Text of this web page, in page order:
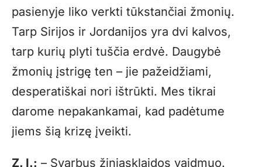
pasienyje liko verkti tūkstančiai žmonių.
Tarp Sirijos ir Jordanijos yra dvi kalvos,
tarp kurių plyti tuščia erdvė. Daugybė
žmonių įstrigę ten – jie pažeidžiami,
desperatiškai nori ištrūkti. Mes tikrai
darome nepakankamai, kad padėtume
jiems šią krizę įveikti.
Z. I.: – Svarbus žiniasklaidos vaidmuo.